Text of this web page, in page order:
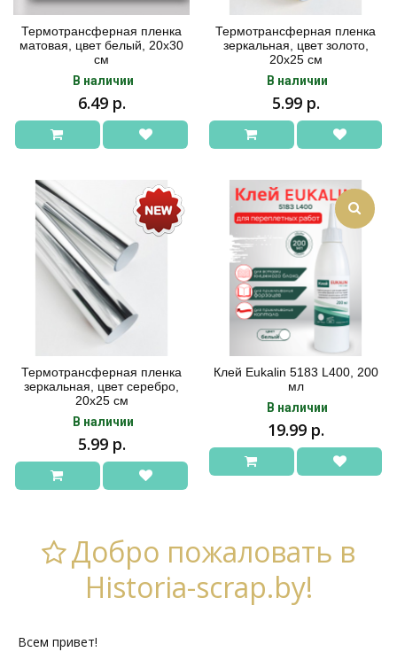
Термотрансферная пленка
матовая, цвет белый, 20х30
см
В наличии
6.49 р.
Термотрансферная пленка
зеркальная, цвет золото,
20х25 см
В наличии
5.99 р.
Термотрансферная пленка
зеркальная, цвет серебро,
20х25 см
В наличии
5.99 р.
Клей Eukalin 5183 L400, 200
мл
В наличии
19.99 р.
Добро пожаловать в
Historia-scrap.by!
Всем привет!